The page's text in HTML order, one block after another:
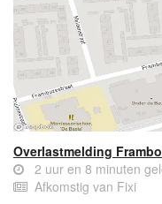
Overlastmelding
2 uur en 8 minuten
Afkomstig van Fixi